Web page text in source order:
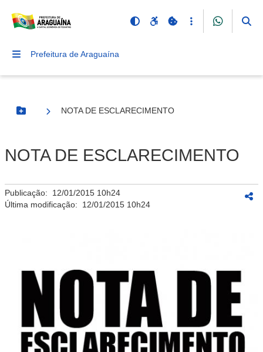
Prefeitura de Araguaína
Botão Menu
NOTA DE ESCLARECIMENTO
NOTA DE ESCLARECIMENTO
Publicação: 12/01/2015 10h24
Última modificação: 12/01/2015 10h24